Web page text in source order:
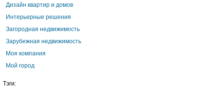
Дизайн квартир и домов
Интерьерные решения
Загородная недвижимость
Зарубежная недвижимость
Моя компания
Мой город
Тэги: